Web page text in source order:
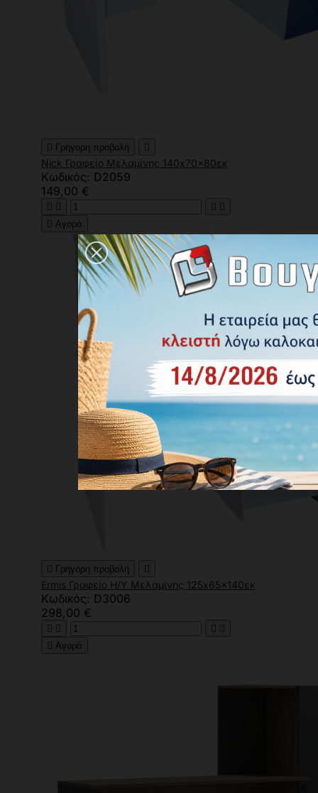
 Γρήγορη προβολή 
Nick Γραφείο Μελαμίνης 140x70x80εκ
Κωδικός: D2059
149,00 €
   
 Αγορά
 Γρήγορη προβολή 
Ermis Γραφείο Η/Υ Μελαμίνης 125x65x140εκ
Κωδικός: D3006
298,00 €
   
 Αγορά